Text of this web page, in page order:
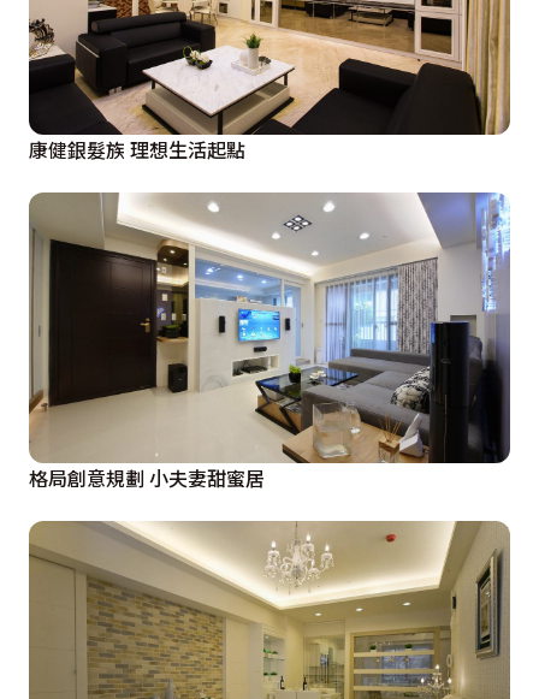
康健銀髮族 理想生活起點
格局創意規劃 小夫妻甜蜜居